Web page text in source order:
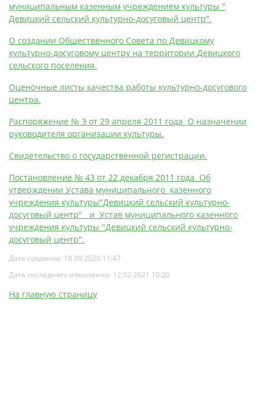
муниципальным казенным учреждением культуры "
Девицкий сельский культурно-досуговый центр".
О создании Общественного Совета по Девицкому
культурно-досуговому центру на территории Девицкого
сельского поселения.
Оценочные листы качества работы культурно-досугового
центра.
Распоряжение № 3 от 29 апреля 2011 года О назначении
руководителя организации культуры.
Свидетельство о государственной регистрации.
Постановление № 43 от 22 декабря 2011 года Об
утверждении Устава муниципального казенного
учреждения культуры"Девицкий сельский культурно-
досуговый центр" и Устав муниципального казенного
учреждения культуры "Девицкий сельский культурно-
досуговый центр".
Дата создания: 18.09.2020 11:47
Дата последнего изменения: 12.02.2021 10:20
На главную страницу